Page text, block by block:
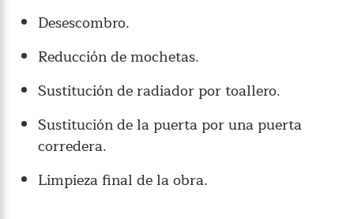
Desescombro.
Reducción de mochetas.
Sustitución de radiador por toallero.
Sustitución de la puerta por una puerta
corredera.
Limpieza final de la obra.